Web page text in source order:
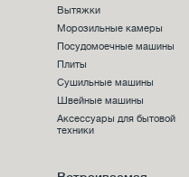
Вытяжки
Морозильные камеры
Посудомоечные машины
Плиты
Сушильные машины
Швейные машины
Аксессуары для бытовой
техники